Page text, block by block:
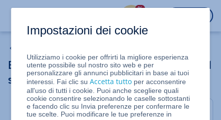
%
Eseguire il backup e ripristino delle e-mail
su Webmail
Per Mail Basic e Mail Business
Impostazioni dei cookie
Utilizziamo i cookie per offrirti la migliore esperienza
utente possibile sul nostro sito web e per
personalizzare gli annunci pubblicitari in base ai tuoi
interessi. Fai clic suAccetta tutto per acconsentire
all'uso di tutti i cookie. Puoi anche scegliere quali
cookie consentire selezionando le caselle sottostanti
e facendo clic su Invia preferenze per confermare le
tue scelte. Puoi modificare le tue preferenze in